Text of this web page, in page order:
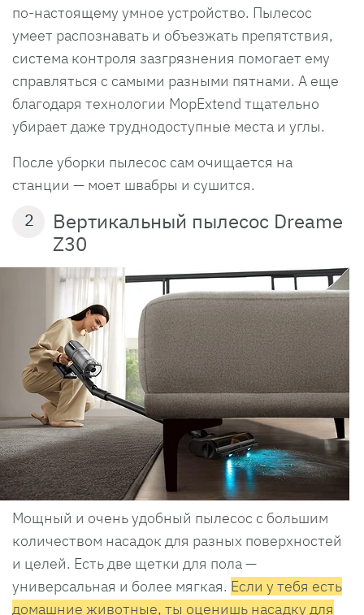
по-настоящему умное устройство. Пылесос
умеет распознавать и объезжать препятствия,
система контроля зазгрязнения помогает ему
справляться с самыми разными пятнами. А еще
благодаря технологии MopExtend тщательно
убирает даже труднодоступные места и углы.
После уборки пылесос сам очищается на
станции — моет швабры и сушится.
2
Вертикальный пылесос Dreame
Z30
Мощный и очень удобный пылесос с большим
количеством насадок для разных поверхностей
и целей. Есть две щетки для пола —
универсальная и более мягкая. Если у тебя есть
домашние животные, ты оценишь насадку для